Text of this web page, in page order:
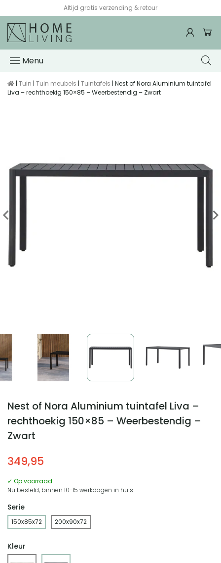
Altijd gratis verzending & retour
Menu
| Tuin | Tuin meubels | Tuintafels | Nest of Nora Aluminium tuintafel
Liva – rechthoekig 150×85 – Weerbestendig – Zwart
Nest of Nora Aluminium tuintafel Liva –
rechthoekig 150×85 – Weerbestendig –
Zwart
349,95
✓ Op voorraad
Nu besteld, binnen 10-15 werkdagen in huis
Serie
150x85x72 200x90x72
Kleur